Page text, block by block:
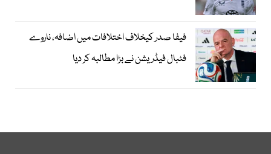
فیفا صدر کیخلاف اختلافات میں اضافہ، ناروے
فٹبال فیڈریشن نے بڑا مطالبہ کر دیا